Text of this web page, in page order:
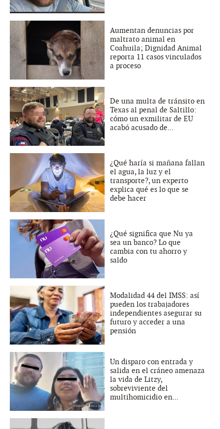
Aumentan denuncias por
maltrato animal en
Coahuila; Dignidad Animal
reporta 11 casos vinculados
a proceso
De una multa de tránsito en
Texas al penal de Saltillo:
cómo un exmilitar de EU
acabó acusado de...
¿Qué haría si mañana fallan
el agua, la luz y el
transporte?, un experto
explica qué es lo que se
debe hacer
¿Qué significa que Nu ya
sea un banco? Lo que
cambia con tu ahorro y
saldo
Modalidad 44 del IMSS: así
pueden los trabajadores
independientes asegurar su
futuro y acceder a una
pensión
Un disparo con entrada y
salida en el cráneo amenaza
la vida de Litzy,
sobreviviente del
multihomicidio en...